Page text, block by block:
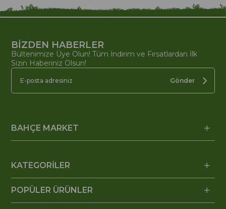
BİZDEN HABERLER
Bültenimize Üye Olun! Tüm İndirim ve Fırsatlardan İlk
Sizin Haberiniz Olsun!
Gönder
BAHÇE MARKET
KATEGORİLER
POPÜLER ÜRÜNLER